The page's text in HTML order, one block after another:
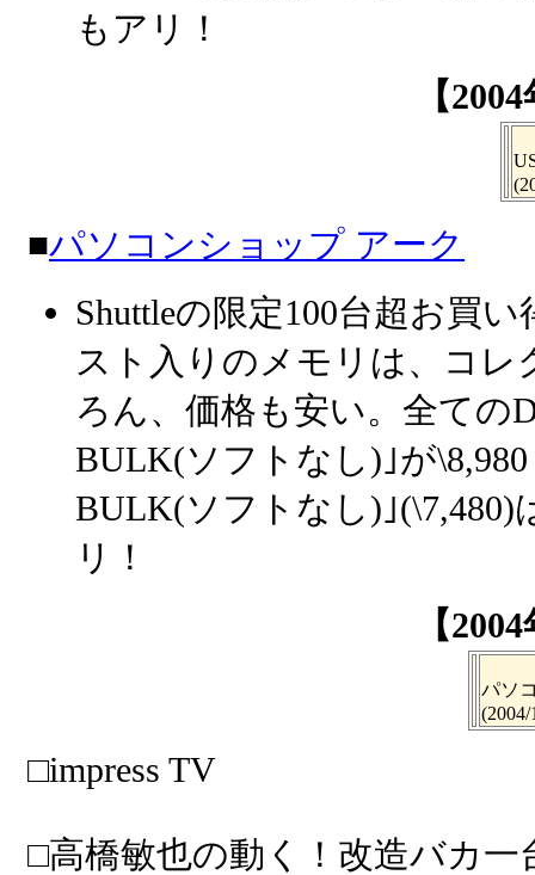
もアリ！
【
■パソコンショップ アーク
Shuttleの限定100台超お買
スト入りのメモリは、コ
ろん、価格も安い。全ての
BULK(ソフトなし)｣が\8,980
BULK(ソフトなし)｣
リ！
【
パソ
(2004/
□impress TV
□高橋敏也の動く！改造バカ一